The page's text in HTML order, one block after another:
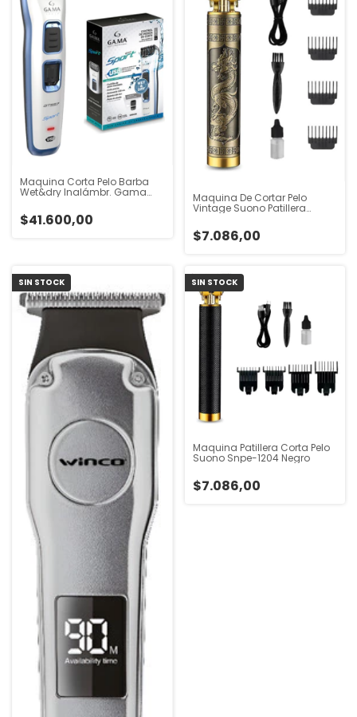
Maquina Corta Pelo Barba
Wet&dry Inalámbr. Gama
$41.600,00
Maquina De Cortar Pelo
Vintage Suono Patillera
$7.086,00
SIN STOCK SIN STOCK
Maquina Patillera Corta Pelo
Suono Snpe-1204 Negro
$7.086,00